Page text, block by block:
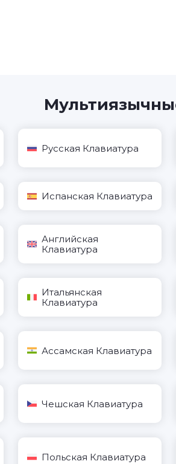
Русская Клавиатура
Испанская Клавиатура
Английская
Клавиатура
Итальянская
Клавиатура
Ассамская Клавиатура
Чешская Клавиатура
Польская Клавиатура